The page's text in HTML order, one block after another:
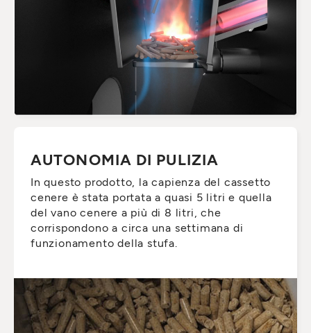
AUTONOMIA DI PULIZIA
In questo prodotto, la capienza del cassetto
cenere è stata portata a quasi 5 litri e quella
del vano cenere a più di 8 litri, che
corrispondono a circa una settimana di
funzionamento della stufa.